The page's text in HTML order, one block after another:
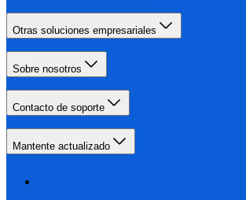
Otras soluciones empresariales
Sobre nosotros
Contacto de soporte
Mantente actualizado